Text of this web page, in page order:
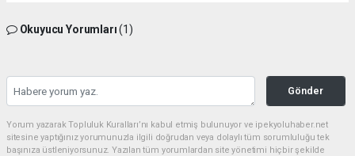
Okuyucu Yorumları(1)
Gönder
Yorum yazarak Topluluk Kuralları’nı kabul etmiş bulunuyor ve ipekyoluhaber.net
sitesine yaptığınız yorumunuzla ilgili doğrudan veya dolaylı tüm sorumluluğu tek
başınıza üstleniyorsunuz. Yazılan tüm yorumlardan site yönetimi hiçbir şekilde